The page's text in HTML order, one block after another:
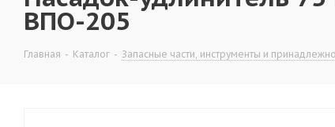
ВПО-205
Главная - Каталог - Запасные части, инструменты и